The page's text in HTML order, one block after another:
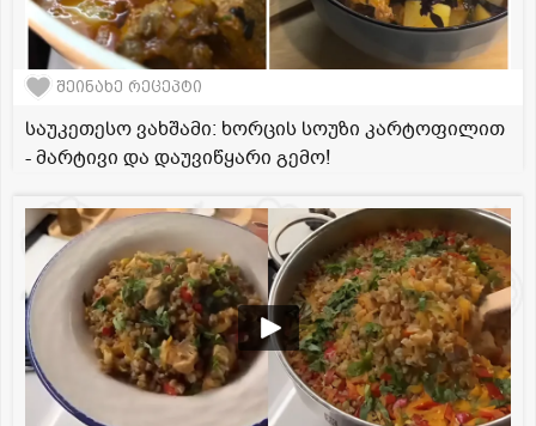
შეინახე რეცეპტი
საუკეთესო ვახშამი: ხორცის სოუზი კარტოფილით
- მარტივი და დაუვიწყარი გემო!